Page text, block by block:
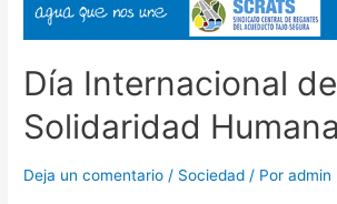
Día Internacional
Solidaridad Humana
Deja un comentario / Sociedad / Poradmin